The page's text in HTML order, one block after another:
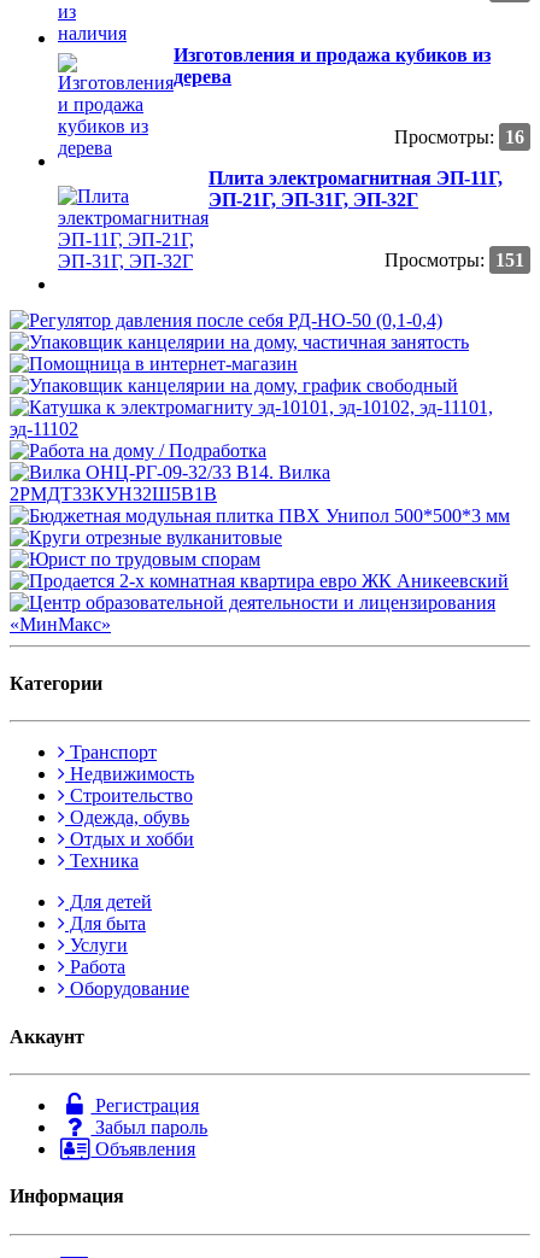
Изготовления и продажа кубиков из
дерева
Просмотры:
16
Плита электромагнитная ЭП-11Г,
ЭП-21Г, ЭП-31Г, ЭП-32Г
Просмотры: 151
Категории
Транспорт
Недвижимость
Строительство
Одежда, обувь
Отдых и хобби
Техника
Для детей
Для быта
Услуги
Работа
Оборудование
Аккаунт
Регистрация
Забыл пароль
Объявления
Информация